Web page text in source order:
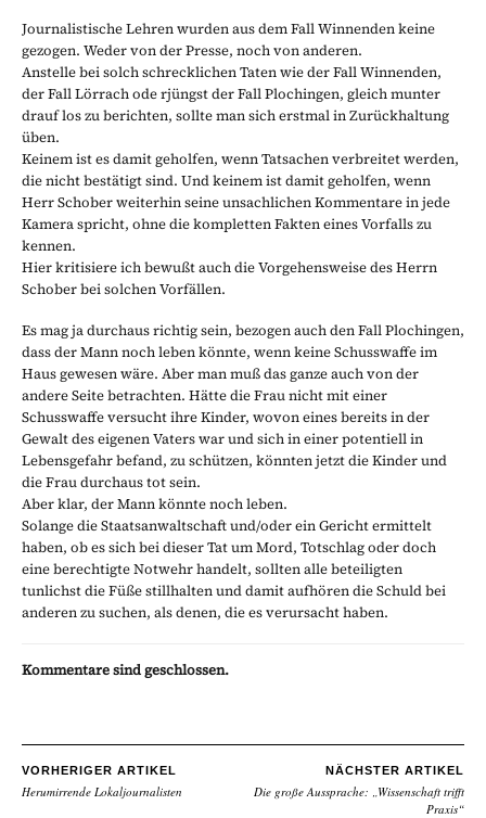
Journalistische Lehren wurden aus dem Fall Winnenden keine
gezogen. Weder von der Presse, noch von anderen.
Anstelle bei solch schrecklichen Taten wie der Fall Winnenden,
der Fall Lörrach ode rjüngst der Fall Plochingen, gleich munter
drauf los zu berichten, sollte man sich erstmal in Zurückhaltung
üben.
Keinem ist es damit geholfen, wenn Tatsachen verbreitet werden,
die nicht bestätigt sind. Und keinem ist damit geholfen, wenn
Herr Schober weiterhin seine unsachlichen Kommentare in jede
Kamera spricht, ohne die kompletten Fakten eines Vorfalls zu
kennen.
Hier kritisiere ich bewußt auch die Vorgehensweise des Herrn
Schober bei solchen Vorfällen.
Es mag ja durchaus richtig sein, bezogen auch den Fall Plochingen,
dass der Mann noch leben könnte, wenn keine Schusswaffe im
Haus gewesen wäre. Aber man muß das ganze auch von der
andere Seite betrachten. Hätte die Frau nicht mit einer
Schusswaffe versucht ihre Kinder, wovon eines bereits in der
Gewalt des eigenen Vaters war und sich in einer potentiell in
Lebensgefahr befand, zu schützen, könnten jetzt die Kinder und
die Frau durchaus tot sein.
Aber klar, der Mann könnte noch leben.
Solange die Staatsanwaltschaft und/oder ein Gericht ermittelt
haben, ob es sich bei dieser Tat um Mord, Totschlag oder doch
eine berechtigte Notwehr handelt, sollten alle beteiligten
tunlichst die Füße stillhalten und damit aufhören die Schuld bei
anderen zu suchen, als denen, die es verursacht haben.
Kommentare sind geschlossen.
VORHERIGER ARTIKEL
Herumirrende Lokaljournalisten
NÄCHSTER ARTIKEL
Die große Aussprache: „Wissenschaft trifft
Praxis“